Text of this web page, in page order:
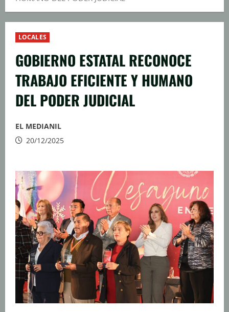
LOCALES
GOBIERNO ESTATAL RECONOCE
TRABAJO EFICIENTE Y HUMANO
DEL PODER JUDICIAL
EL MEDIANIL
20/12/2025